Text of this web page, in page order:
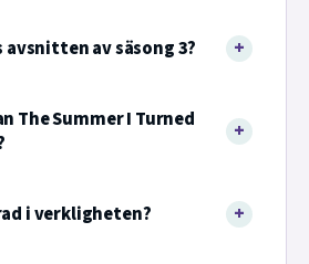
av säsong 3?
The Summer I Turned
i verkligheten?